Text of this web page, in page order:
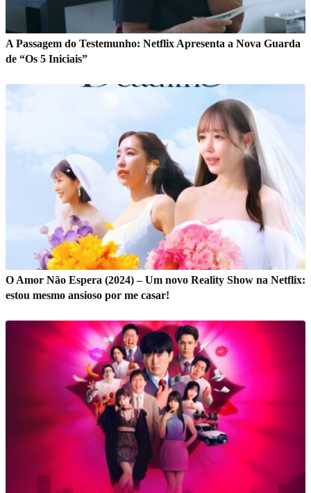
A Passagem do Testemunho: Netflix Apresenta a Nova Guarda
de “Os 5 Iniciais”
O Amor Não Espera (2024) – Um novo Reality Show na Netflix:
estou mesmo ansioso por me casar!